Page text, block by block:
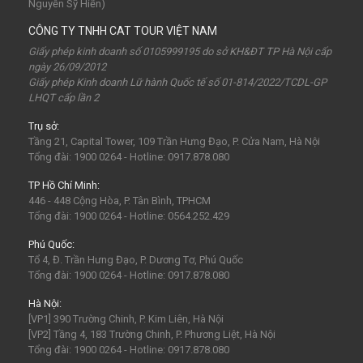
Sài Gòn
Tết dương Mộc Châu Sapa
Yên Tử
Tam Chúc
chùa Tam Chúc
Sa Pa
30Thg4
Nha Trang
biểu tượng may mắn
con vật may mắn
osaka
du lịch Nhật Bản 7 ngày
khách sạn con nhộng
fukuoka Lào
bar Nhật Bản
mông cổ giá rể
mông cổ có gì visa mông cổ
indonesia
Maldives
Man-đi-vơ LaGi
Nguyễn Sỹ Hiển)
CÔNG TY TNHH CAT TOUR VIỆT NAM
Giấy phép kinh doanh số 0105999195 do sở KH&ĐT TP Hà Nội cấp
ngày 26/09/2012
Giấy phép Kinh doanh Lữ hành Quốc tế số 01-814/2022/TCDL-GP
LHQT cấp lần 2
Trụ sở:
Tầng 21, Capital Tower, 109 Trần Hưng Đạo, P. Cửa Nam, Hà Nội
Tổng đài: 1900 0264 - Hotline: 0917.878.080
TP Hồ Chí Minh:
446 - 448 Cộng Hòa, P. Tân Bình, TPHCM
Tổng đài: 1900 0264 - Hotline: 0564.252.429
Phú Quốc:
Tổ 4, Đ. Trần Hưng Đạo, P. Dương Tơ, Phú Quốc
Tổng đài: 1900 0264 - Hotline: 0917.878.080
Hà Nội:
[VP1] 390 Trường Chinh, P. Kim Liên, Hà Nội
[VP2] Tầng 4, 183 Trường Chinh, P. Phương Liệt, Hà Nội
Tổng đài: 1900 0264 - Hotline: 0917.878.080